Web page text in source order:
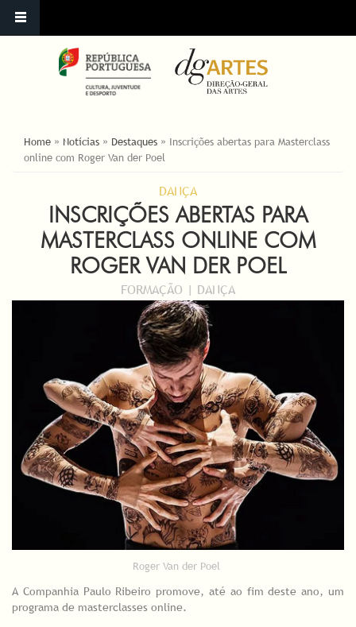
ESTÁ AQUI
Home » Notícias » Destaques » Inscrições abertas para Masterclass
online com Roger Van der Poel
DANÇA
INSCRIÇÕES ABERTAS PARA
MASTERCLASS ONLINE COM
ROGER VAN DER POEL
FORMAÇÃO | DANÇA
Roger Van der Poel
A Companhia Paulo Ribeiro promove, até ao fim deste ano, um
programa de masterclasses online.